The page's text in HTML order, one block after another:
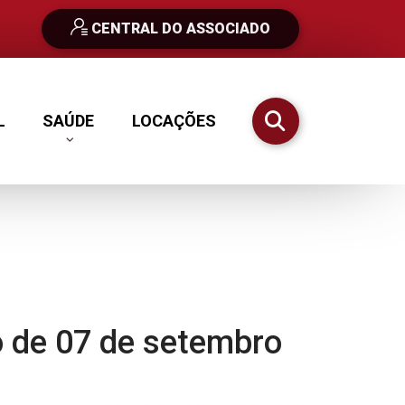
CENTRAL DO ASSOCIADO
SAÚDE LOCAÇÕES
Ir para o resultado
Ir para o
07 de setembro